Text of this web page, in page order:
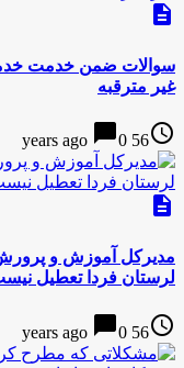
description
سوالات ضمن خدمت
غیر مترقبه
access_time
56 years ago
chat_bubble0
description
مدیرکل آموزش و
لرستان فردا تعطیل
access_time
56 years ago
chat_bubble0